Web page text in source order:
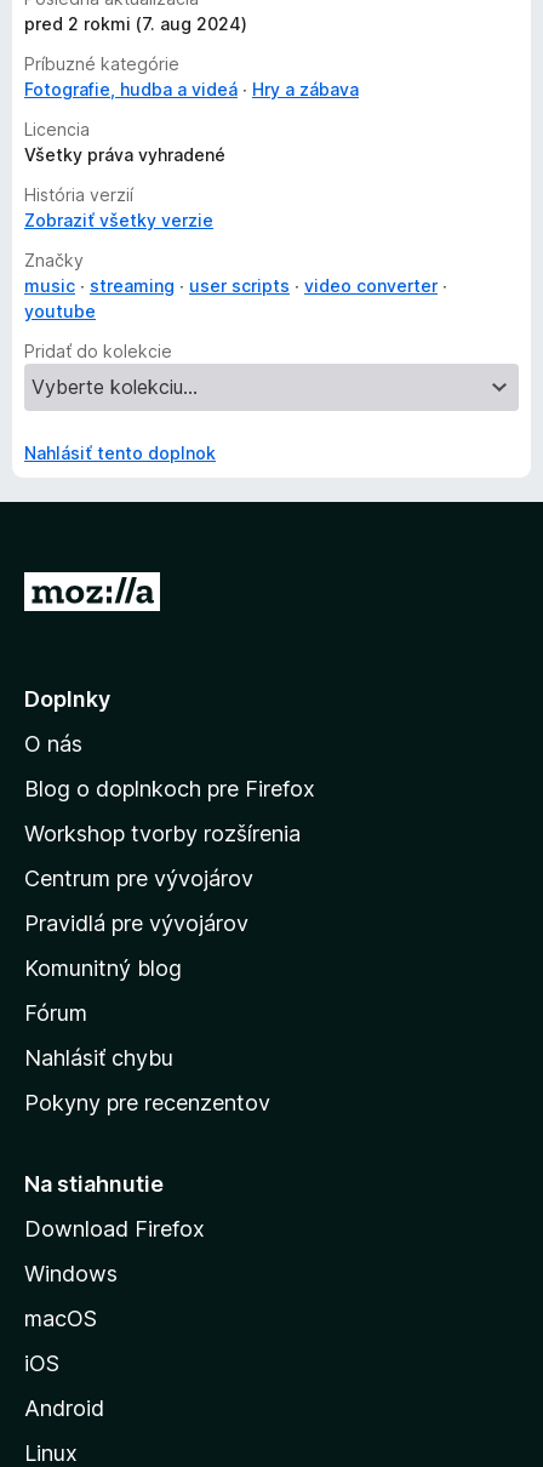
pred 2 rokmi (7. aug 2024)
Príbuzné kategórie
Fotografie, hudba a videá
Hry a zábava
Licencia
Všetky práva vyhradené
História verzií
Zobraziť všetky verzie
Značky
music
streaming user scripts
video converter
youtube
Pridať do kolekcie
Nahlásiť tento doplnok
P
j
ť
n
d
o
m
v
s
k
s
r
n
k
o
z
Doplnky
O nás
Blog o doplnkoch pre Firefox
Workshop tvorby rozšírenia
Centrum pre vývojárov
Pravidlá pre vývojárov
Komunitný blog
Fórum
Nahlásiť chybu
Pokyny pre recenzentov
Na stiahnutie
Download Firefox
Windows
macOS
iOS
Android
Linux